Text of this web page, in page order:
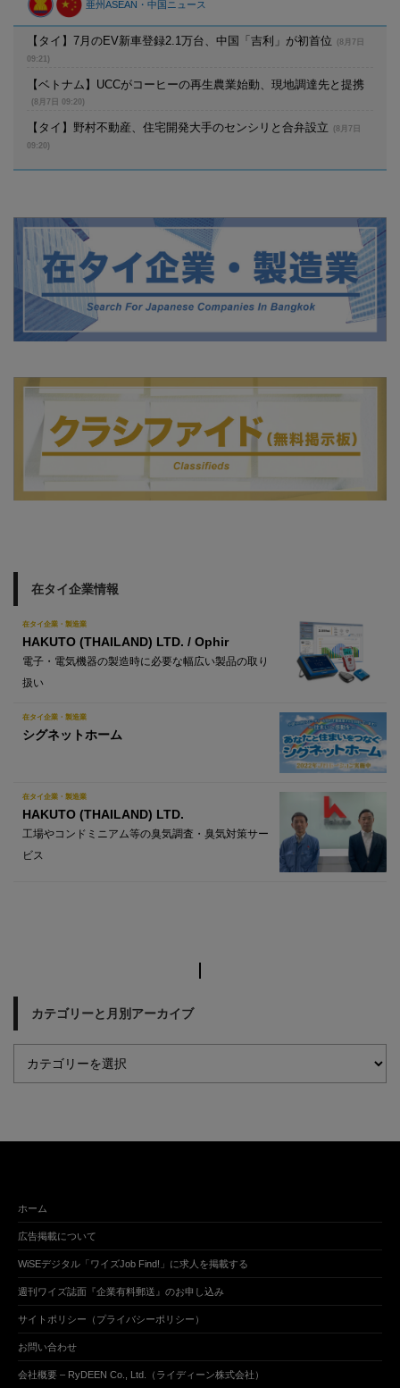
亜州ASEAN・中国ニュース
【タイ】7月のEV新車登録2.1万台、中国「吉利」が初首位
(8月7日
09:21)
【ベトナム】UCCがコーヒーの再生農業始動、現地調達先と提携
(8月7日 09:20)
【タイ】野村不動産、住宅開発大手のセンシリと合弁設立
(8月7日
09:20)
在タイ企業情報
在タイ企業・製造業
HAKUTO (THAILAND) LTD. / Ophir
電子・電気機器の製造時に必要な幅広い製品の取り
扱い
在タイ企業・製造業
シグネットホーム
在タイ企業・製造業
HAKUTO (THAILAND) LTD.
工場やコンドミニアム等の臭気調査・臭気対策サー
ビス
カテゴリーと月別アーカイブ
ホーム
広告掲載について
WiSEデジタル「ワイズJob Find!」に求人を掲載する
週刊ワイズ誌面『企業有料郵送』のお申し込み
サイトポリシー（プライバシーポリシー）
お問い合わせ
会社概要 – RyDEEN Co., Ltd.（ライディーン株式会社）